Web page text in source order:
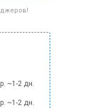
~1-2 дн.
~1-2 дн.